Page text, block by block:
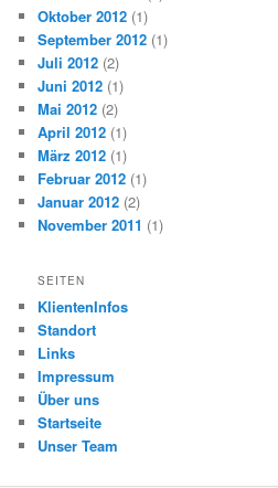
Oktober 2012 (1)
September 2012 (1)
Juli 2012 (2)
Juni 2012 (1)
Mai 2012 (2)
April 2012 (1)
März 2012 (1)
Februar 2012 (1)
Januar 2012 (2)
November 2011 (1)
SEITEN
KlientenInfos
Standort
Links
Impressum
Über uns
Startseite
Unser Team